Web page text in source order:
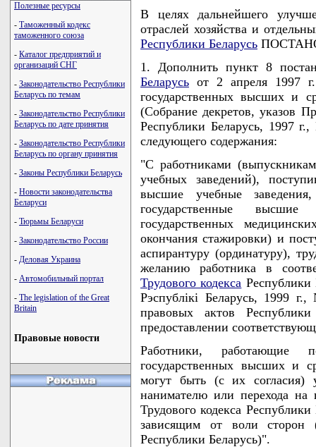
Полезные ресурсы
- Таможенный кодекс
таможенного союза
- Каталог предприятий и
организаций СНГ
- Законодательство Республики
Беларусь по темам
- Законодательство Республики
Беларусь по дате принятия
- Законодательство Республики
Беларусь по органу принятия
- Законы Республики Беларусь
- Новости законодательства
Беларуси
- Тюрьмы Беларуси
- Законодательство России
- Деловая Украина
- Автомобильный портал
- The legislation of the Great
Britain
Правовые новости
В целях дальнейшего
отраслей хозяйства и
Республики Беларусь
1. Дополнить пункт 8
Беларусь от 2 апреля 1997
государственных высших и
(Собрание декретов, указов
Республики Беларусь, 1997
следующего содержания:
"С работниками
учебных заведений),
высшие учебные
государственные
государственных
окончания стажировки) и
аспирантуру (ординатуру),
желанию работника в
Трудового кодекса Республики
Рэспублiкi Беларусь, 1999
правовых актов
предоставлении
Работники, работающие
государственных высших и
могут быть (с их согласия)
нанимателю или перехода
Трудового кодекса
зависящим от воли сторон
Республики Беларусь)".